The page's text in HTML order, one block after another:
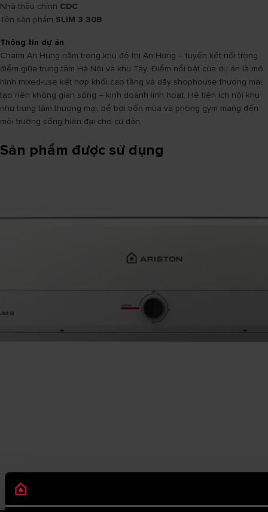
Nhà thầu chính CDC
Tên sản phẩm SLIM 3 30B
Thông tin dự án
Charm An Hưng nằm trong khu đô thị An Hưng – tuyến kết nối trọng
điểm giữa trung tâm Hà Nội và khu Tây. Điểm nổi bật của dự án là mô
hình mixed-use kết hợp khối cao tầng và dãy shophouse thương mại,
tạo nên không gian sống – kinh doanh linh hoạt. Hệ tiện ích nội khu
như trung tâm thương mại, bể bơi bốn mùa và phòng gym mang đến
môi trường sống hiện đại cho cư dân.
Sản phẩm được sử dụng